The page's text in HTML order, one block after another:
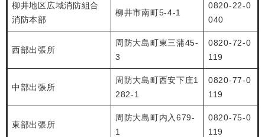
柳井地区広域消防組合
消防本部
柳井市南町5-4-1
0820-22-0
040
西部出張所
周防大島町東三蒲45-
3
0820-72-0
119
中部出張所
周防大島町西安下庄1
282-1
0820-77-0
119
東部出張所
周防大島町内入679-
1
0820-75-0
119